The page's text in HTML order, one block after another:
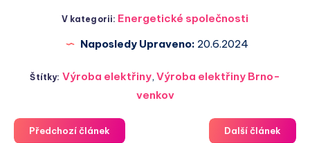
V kategorii: Energetické společnosti
Naposledy Upraveno: 20.6.2024
Štítky: Výroba elektřiny, Výroba elektřiny Brno-
venkov
Předchozí článek Další článek